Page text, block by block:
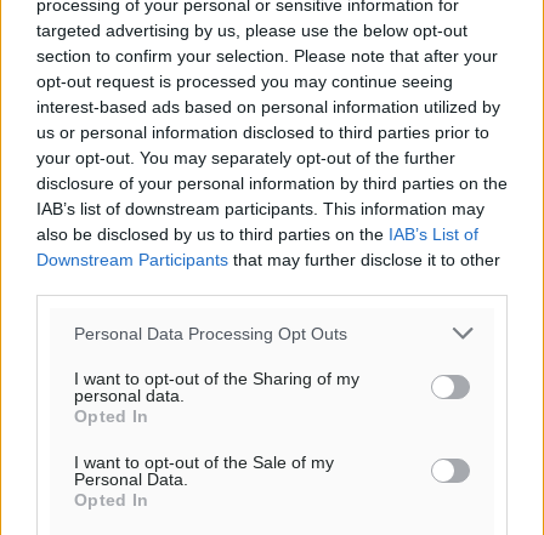
processing of your personal or sensitive information for
targeted advertising by us, please use the below opt-out
section to confirm your selection. Please note that after your
opt-out request is processed you may continue seeing
interest-based ads based on personal information utilized by
us or personal information disclosed to third parties prior to
your opt-out. You may separately opt-out of the further
disclosure of your personal information by third parties on the
IAB’s list of downstream participants. This information may
also be disclosed by us to third parties on the IAB’s List of
Downstream Participants that may further disclose it to other
Personal Data Processing Opt Outs
I want to opt-out of the Sharing of my
personal data.
Opted In
I want to opt-out of the Sale of my
Personal Data.
Opted In